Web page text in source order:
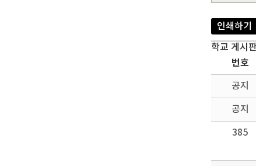
인쇄하기
학교 게시
번호
공지
공지
385